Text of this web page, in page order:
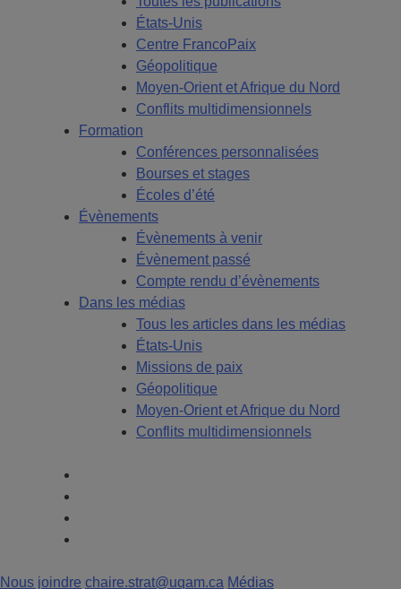
États-Unis
Centre FrancoPaix
Géopolitique
Moyen-Orient et Afrique du Nord
Conflits multidimensionnels
Formation
Conférences personnalisées
Bourses et stages
Écoles d’été
Évènements
Évènements à venir
Évènement passé
Compte rendu d’évènements
Dans les médias
Tous les articles dans les médias
États-Unis
Missions de paix
Géopolitique
Moyen-Orient et Afrique du Nord
Conflits multidimensionnels
Nous joindre chaire.strat@uqam.ca Médias